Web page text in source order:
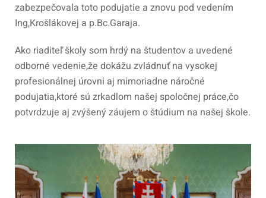
zabezpečovala toto podujatie a znovu pod vedením
Ing,Krošlákovej a p.Bc.Garaja.
Ako riaditeľ školy som hrdý na študentov a uvedené
odborné vedenie,že dokážu zvládnuť na vysokej
profesionálnej úrovni aj mimoriadne náročné
podujatia,ktoré sú zrkadlom našej spoločnej práce,čo
potvrdzuje aj zvýšený záujem o štúdium na našej škole.